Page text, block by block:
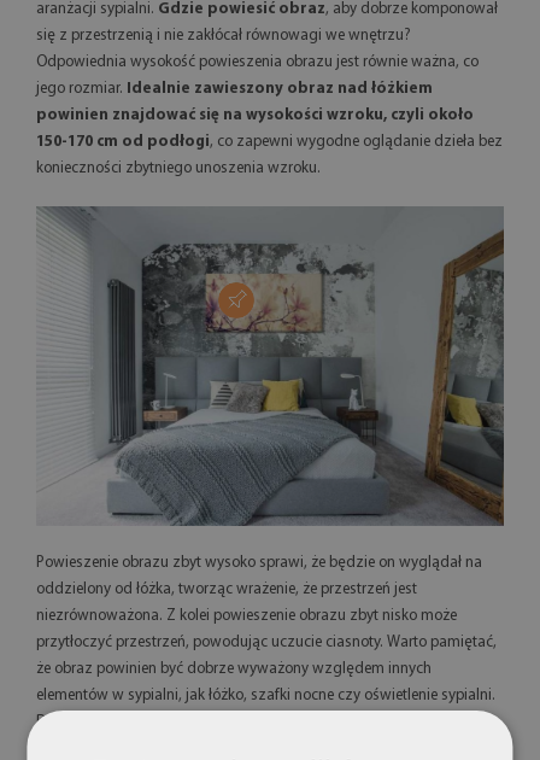
aranżacji sypialni. Gdzie powiesić obraz, aby dobrze komponował
się z przestrzenią i nie zakłócał równowagi we wnętrzu?
Odpowiednia wysokość powieszenia obrazu jest równie ważna, co
jego rozmiar.
Idealnie zawieszony obraz nad łóżkiem
powinien znajdować się na wysokości wzroku, czyli około
150-170 cm od podłogi, co zapewni wygodne oglądanie dzieła bez
konieczności zbytniego unoszenia wzroku.
Powieszenie obrazu zbyt wysoko sprawi, że będzie on wyglądał na
oddzielony od łóżka, tworząc wrażenie, że przestrzeń jest
niezrównoważona. Z kolei powieszenie obrazu zbyt nisko może
przytłoczyć przestrzeń, powodując uczucie ciasnoty. Warto pamiętać,
że obraz powinien być dobrze wyważony względem innych
elementów w sypialni, jak łóżko, szafki nocne czy oświetlenie sypialni.
Dobrze jest także wybrać jeden centralny obraz, który stanie się